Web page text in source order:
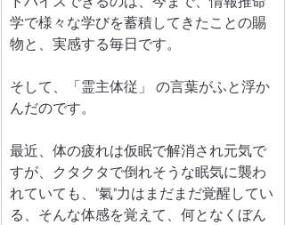
学で様々な学びを蓄積してきたことの賜
物と、実感する毎日です。
そして、「霊主体従」 の言葉がふと浮か
んだのです。
最近、体の疲れは仮眠で解消され元気で
すが、クタクタで倒れそうな眠気に襲わ
れていても、"氣"力はまだまだ覚醒してい
る、そんな体感を覚えて、何となくぼん